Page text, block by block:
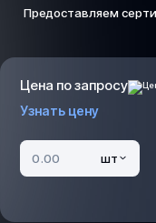
Предоставляем
Цена по запросу
Узнать цену
шт